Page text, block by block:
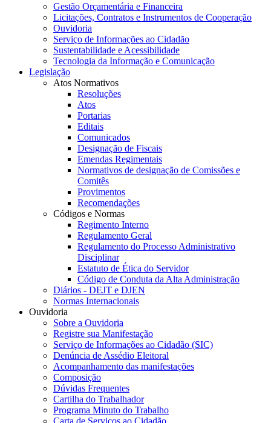
Gestão Orçamentária e Financeira
Licitações, Contratos e Instrumentos de Cooperação
Ouvidoria
Serviço de Informações ao Cidadão
Sustentabilidade e Acessibilidade
Tecnologia da Informação e Comunicação
Legislação
Atos Normativos
Resoluções
Atos
Portarias
Editais
Comunicados
Designação de Fiscais
Emendas Regimentais
Normativos de designação de Comissões e
Comitês
Provimentos
Recomendações
Códigos e Normas
Regimento Interno
Regulamento Geral
Regulamento do Processo Administrativo
Disciplinar
Estatuto de Ética do Servidor
Código de Conduta da Alta Administração
Diários - DEJT e DJEN
Normas Internacionais
Ouvidoria
Sobre a Ouvidoria
Registre sua Manifestação
Serviço de Informações ao Cidadão (SIC)
Denúncia de Assédio Eleitoral
Acompanhamento das manifestações
Composição
Dúvidas Frequentes
Cartilha do Trabalhador
Programa Minuto do Trabalho
Carta de Serviços ao Cidadão